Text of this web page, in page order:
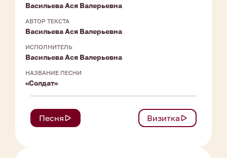
Васильева Ася Валерьевна
АВТОР ТЕКСТА
Васильева Ася Валерьевна
ИСПОЛНИТЕЛЬ
Васильева Ася Валерьевна
НАЗВАНИЕ ПЕСНИ
«Солдат»
Песня Визитка